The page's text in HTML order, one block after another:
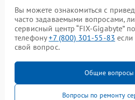
Вы можете ознакомиться с
часто задаваемыми вопросами,
сервисный центр “FIX-Gigabyte”
телефону+7 (800) 301-55-83
свой вопрос.
Общие вопросы
Вопросы по ремонту